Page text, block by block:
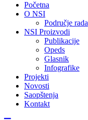
Početna
O NSI
Područje rada
NSI Proizvodi
Publikacije
Opeds
Glasnik
Infografike
Projekti
Novosti
Saopštenja
Kontakt